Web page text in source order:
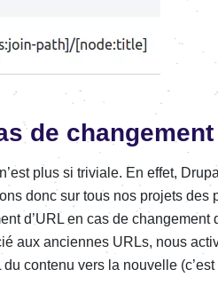
de
plus si triviale. En effet,
donc sur tous nos projets des
d’URL en cas de chan­­ge­­ment
aux anciennes URLs, nous
contenu vers la nouvelle